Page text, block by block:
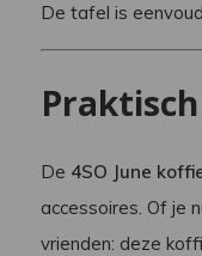
De tafel is
Praktisch
De 4SO June
accessoires. Of je
vrienden: deze